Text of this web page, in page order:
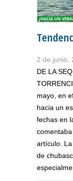
2 de junio,
DE LA
mayo, en
hacia un
fechas en
artículo.
de